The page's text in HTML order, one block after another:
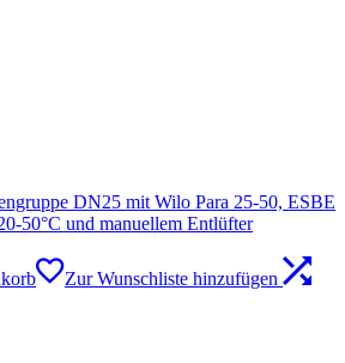
Zur Wunschliste hinzufügen